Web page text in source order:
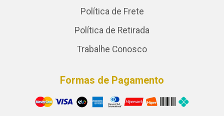
Política de Frete
Política de Retirada
Trabalhe Conosco
Formas de Pagamento